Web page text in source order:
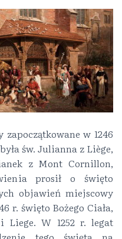
zapoczątkowane w 1246
św. Julianna z Liège,
z Mont Cornillon,
prosił o święto
objawień miejscowy
r. święto Bożego Ciała,
Liege. W 1252 r. legat